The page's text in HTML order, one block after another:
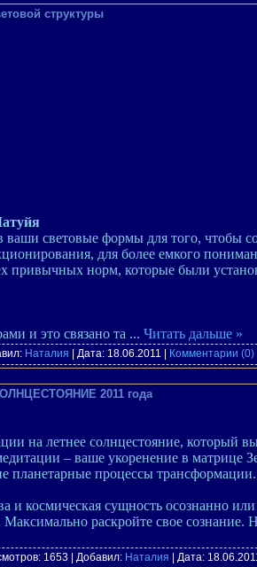
структуры
световые формы для того, чтобы
для более емкого
привычных норм, которые были
и это связано та ... Читать дальше »
Наталия | Дата: 18.06.2011 Комментарии (0)
2011 года
на летнее солнцестояние, который
– ваше укоренение в матрице
планетарные процессы трансформации.
и космическая сущность осознанно
раскройте свое сознание.
1653 | Добавил: Наталия | Дата: